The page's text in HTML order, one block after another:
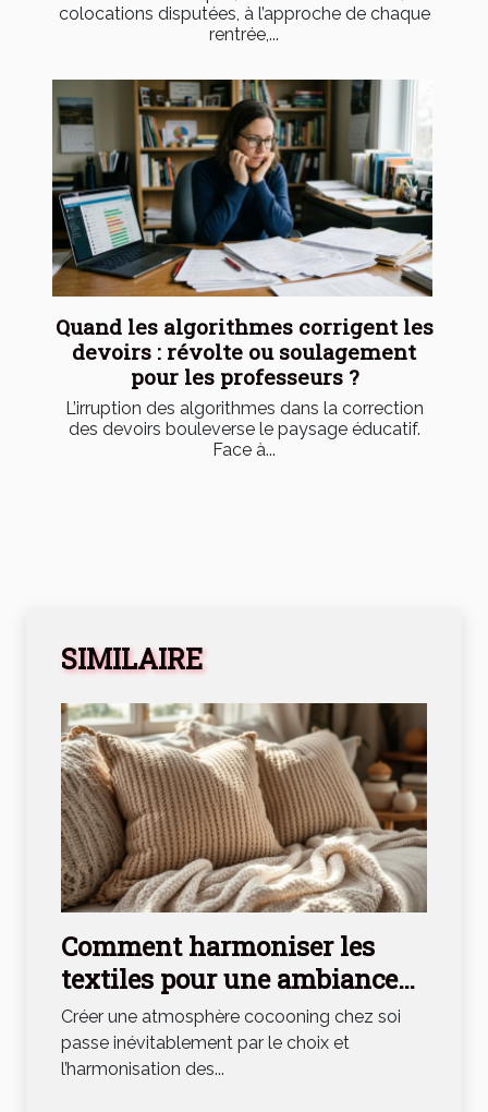
colocations disputées, à l’approche de chaque
rentrée,...
Quand les algorithmes corrigent les
devoirs : révolte ou soulagement
pour les professeurs ?
L’irruption des algorithmes dans la correction
des devoirs bouleverse le paysage éducatif.
Face à...
SIMILAIRE
Comment harmoniser les
textiles pour une ambiance
cocooning ?
Créer une atmosphère cocooning chez soi
passe inévitablement par le choix et
l’harmonisation des...